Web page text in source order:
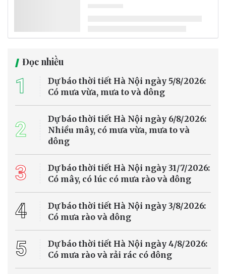
Đọc nhiều
1
Dự báo thời tiết Hà Nội ngày 5/8/2026:
Có mưa vừa, mưa to và dông
2
Dự báo thời tiết Hà Nội ngày 6/8/2026:
Nhiều mây, có mưa vừa, mưa to và
dông
3
Dự báo thời tiết Hà Nội ngày 31/7/2026:
Có mây, có lúc có mưa rào và dông
4
Dự báo thời tiết Hà Nội ngày 3/8/2026:
Có mưa rào và dông
5
Dự báo thời tiết Hà Nội ngày 4/8/2026:
Có mưa rào và rải rác có dông